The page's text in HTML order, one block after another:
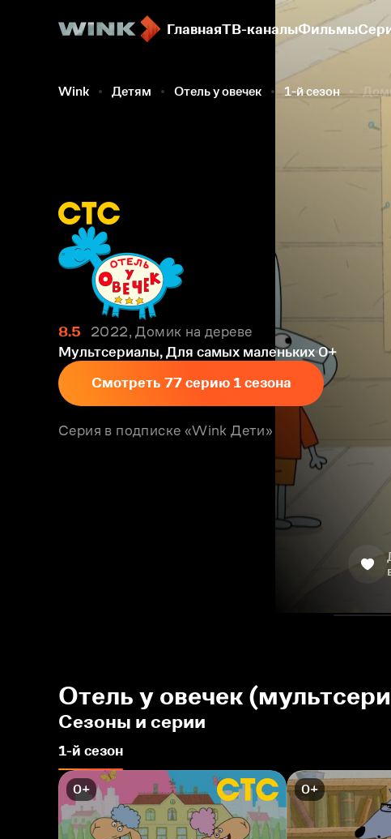
ГлавнаяТВ-каналыФильмы
Wink Детям Отель у овечек 1-й сезон
8.5
2022, Домик на дереве
Мультсериалы, Для самых маленьких 0+
Смотреть 77 серию 1 сезона
Серия в подписке «Wink Дети»
Отель у овечек
Сезоны и серии
1-й сезон
0+ 0+